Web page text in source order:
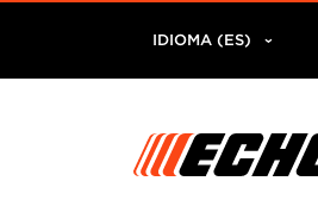
IDIOMA (ES)